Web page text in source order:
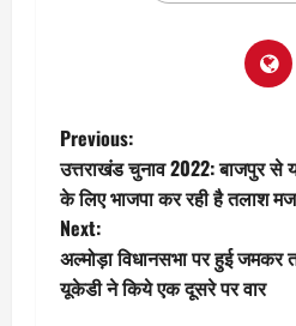
P
o
s
t
Previous:
उत्तराखंड चुनाव 2022: बाजपुर से
के लिए भाजपा कर रही है तलाश
Next:
अल्मोड़ा विधानसभा पर हुई जमकर
यूकेडी ने किये एक दूसरे पर वार